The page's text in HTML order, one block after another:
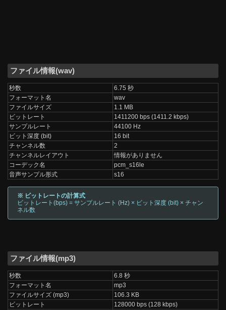
ファイル情報(wav)
秒数
6.75 秒
フォーマット名
wav
ファイルサイズ
1.1 MB
ビットレート
1411200 bps (1411.2 kbps)
サンプルレート
44100 Hz
ビット深度 (bit)
16 bit
チャンネル数
2
チャンネルレイアウト
情報がありません
コーデック名
pcm_s16le
音声サンプル形式
s16
※ ビットレートの計算式
ビットレート(bps) = サンプルレート (Hz) × ビット深度 (bit) × チャン
ネル数
ファイル情報(mp3)
秒数
6.8 秒
フォーマット名
mp3
ファイルサイズ (mp3)
106.3 KB
ビットレート
128000 bps (128 kbps)